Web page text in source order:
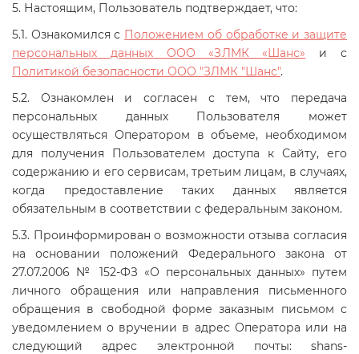
5. Настоящим, Пользователь подтверждает, что:
5.1. Ознакомился с Положением об обработке и защите
персональных данных ООО «ЗЛМК «Шанс» и с
Политикой безопасности ООО "ЗЛМК "Шанс".
5.2. Ознакомлен и согласен с тем, что передача
персональных данных Пользователя может
осуществляться Оператором в объеме, необходимом
для получения Пользователем доступа к Сайту, его
содержанию и его сервисам, третьим лицам, в случаях,
когда предоставление таких данных является
обязательным в соответствии с федеральным законом.
5.3. Проинформирован о возможности отзыва согласия
на основании положений Федерального закона от
27.07.2006 № 152-ФЗ «О персональных данных» путем
личного обращения или направления письменного
обращения в свободной форме заказным письмом с
уведомлением о вручении в адрес Оператора или на
следующий адрес электронной почты: shans-